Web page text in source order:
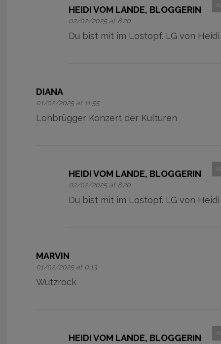
HEIDI VOM LANDE, BLOGGERIN
02/02/2025 at 8:20
Du bist mit im Lostopf. LG von Heidi
DIANA
01/02/2025 at 11:55
Lohbrügger Konzert der Kulturen
HEIDI VOM LANDE, BLOGGERIN
02/02/2025 at 8:20
Du bist mit im Lostopf. LG von Heidi
MARVIN
01/02/2025 at 0:13
Wutzrock
HEIDI VOM LANDE, BLOGGERIN